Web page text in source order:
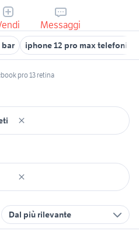
Messaggi
bar iphone 12 pro max telefonia
pro 13 retina
Dal più rilevante